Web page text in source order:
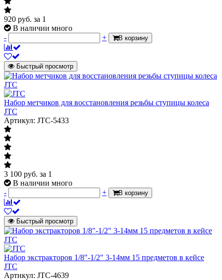
920 руб. за 1
В наличии много
-
+ В корзину
Быстрый просмотр
Набор метчиков для восстановления резьбы ступицы колеса
JTC
Артикул: JTC-5433
3 100 руб. за 1
В наличии много
-
+ В корзину
Быстрый просмотр
Набор экстракторов 1/8"-1/2" 3-14мм 15 предметов в кейсе
JTC
Артикул: JTC-4639